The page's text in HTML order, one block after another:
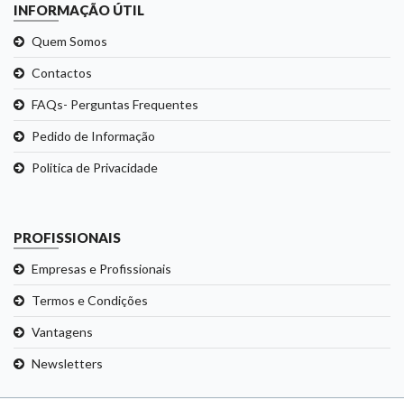
INFORMAÇÃO ÚTIL
Quem Somos
Contactos
FAQs- Perguntas Frequentes
Pedido de Informação
Politica de Privacidade
PROFISSIONAIS
Empresas e Profissionais
Termos e Condições
Vantagens
Newsletters